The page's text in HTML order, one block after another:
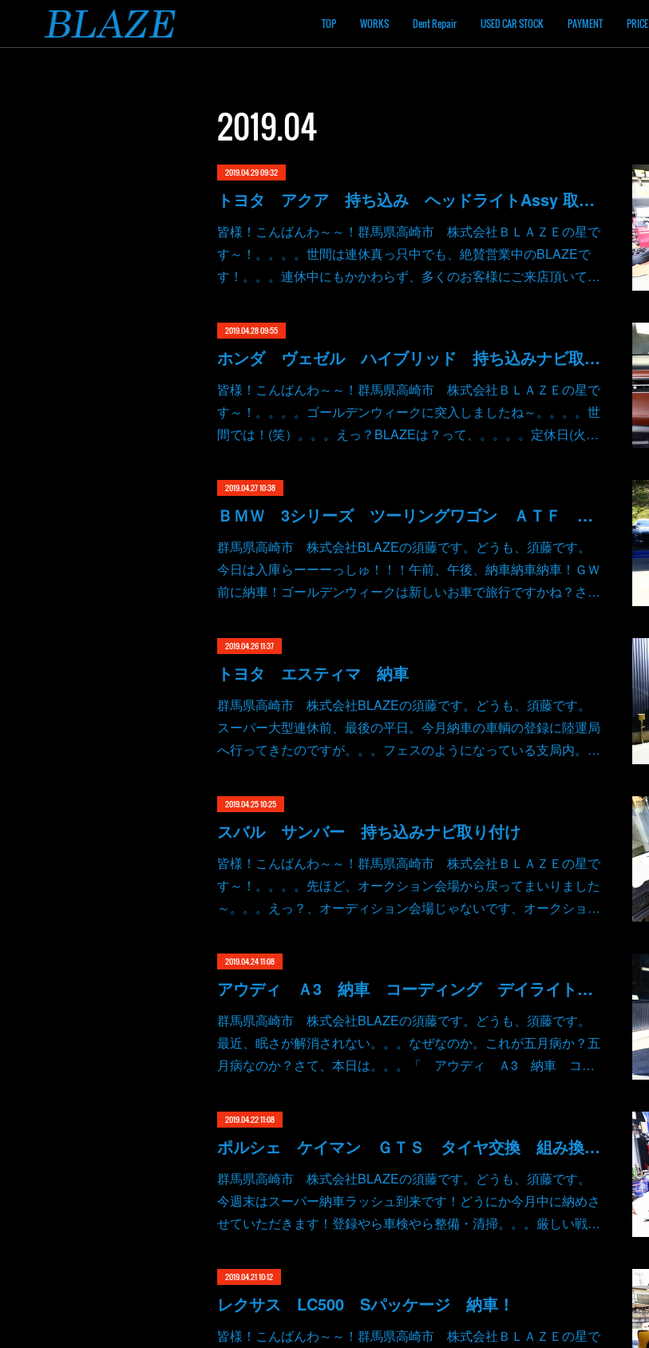
TOP WORKS Dent Repair USED CAR STOCK PAYMENT PRICE
2019.04
2019.04.29 09:32
トヨタ アクア 持ち込み ヘッドライトAssy 取り付け
皆様！こんばんわ～～！群馬県高崎市 株式会社ＢＬＡＺＥの星で
す～！。。。。世間は連休真っ只中でも、絶賛営業中のBLAZEで
す！。。。連休中にもかかわらず、多くのお客様にご来店頂いて…
2019.04.28 09:55
ホンダ ヴェゼル ハイブリッド 持ち込みナビ取り付け ボディコーティング施工
皆様！こんばんわ～～！群馬県高崎市 株式会社ＢＬＡＺＥの星で
す～！。。。。ゴールデンウィークに突入しましたね～。。。。世
間では！(笑）。。。えっ？BLAZEは？って、。。。。定休日(火…
2019.04.27 10:38
ＢＭＷ 3シリーズ ツーリングワゴン ＡＴＦ ストレーナー 交換 ワコーズ
群馬県高崎市 株式会社BLAZEの須藤です。どうも、須藤です。
今日は入庫らーーーっしゅ！！！午前、午後、納車納車納車！ＧＷ
前に納車！ゴールデンウィークは新しいお車で旅行ですかね？さ…
2019.04.26 11:37
トヨタ エスティマ 納車
群馬県高崎市 株式会社BLAZEの須藤です。どうも、須藤です。
スーパー大型連休前、最後の平日。今月納車の車輌の登録に陸運局
へ行ってきたのですが。。。フェスのようになっている支局内。…
2019.04.25 10:25
スバル サンバー 持ち込みナビ取り付け
皆様！こんばんわ～～！群馬県高崎市 株式会社ＢＬＡＺＥの星で
す～！。。。。先ほど、オークション会場から戻ってまいりました
～。。。えっ？、オーディション会場じゃないです、オークショ…
2019.04.24 11:08
アウディ Ａ3 納車 コーディング デイライト カミングホーム リービングホーム ラップタイマー ヘッドライトウォッシャー ニードルスイープ
群馬県高崎市 株式会社BLAZEの須藤です。どうも、須藤です。
最近、眠さが解消されない。。。なぜなのか。これが五月病か？五
月病なのか？さて、本日は。。。「 アウディ Ａ3 納車 コ…
2019.04.22 11:08
ポルシェ ケイマン ＧＴＳ タイヤ交換 組み換え ピレリ
群馬県高崎市 株式会社BLAZEの須藤です。どうも、須藤です。
今週末はスーパー納車ラッシュ到来です！どうにか今月中に納めさ
せていただきます！登録やら車検やら整備・清掃。。。厳しい戦…
2019.04.21 10:12
レクサス LC500 Sパッケージ 納車！
皆様！こんばんわ～～！群馬県高崎市 株式会社ＢＬＡＺＥの星で